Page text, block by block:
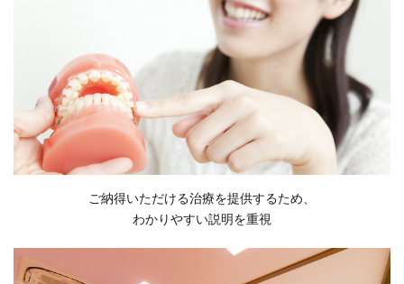
ご納得いただける治療を提供するため、
わかりやすい説明を重視